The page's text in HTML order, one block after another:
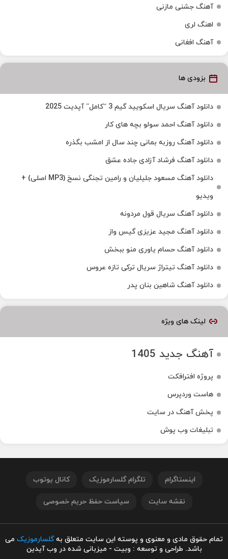
آهنگ جشنی مازنی
اهنگ لری
آهنگ افغانی
بزودی ها
دانلود آهنگ سریال اسکویید گیم 3 “کامل” آپدیت 2025
دانلود آهنگ احمد سولو بچه های کار
دانلود آهنگ روزبه بمانی چند سال از امشب بگذره
دانلود آهنگ فرشاد آزادی جاده عشق
دانلود آهنگ مسعود جلیلیان و رامین تجنگی نسخ (MP3 اصلی) +
ویدیو
دانلود آهنگ سریال قول مردونه
دانلود آهنگ مجید عزیزی گیس واز
دانلود آهنگ حسام یاوری منو ببخش
دانلود آهنگ تیتراژ سریال ترکی تازه عروس
دانلود آهنگ شاهین بنان پدر
لینک های ویژه
آهنگ جدید 1405
پروژه افترافکت
هاست وردپرس
پخش آهنگ در سایت
تبلیغات وب پوش
اینستاگرام تلگرام گلسارموزیک کانال یوتوب
نقشه سایت سیاست حفظ حریم خصوصی
تمام حقوق مادی و معنوی و پوسته این سایت متعلق بهگلسارموزیک می
باشد. طراحی و توسعه : وبیت - میزبانی شده در وب آیدین